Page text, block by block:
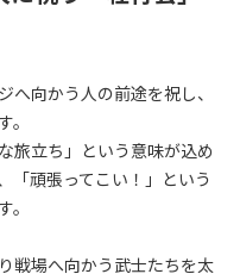
向かう人の前途を祝し、
旅立ち」という意味が込め
「頑張ってこい！」という
戦場へ向かう武士たちを太